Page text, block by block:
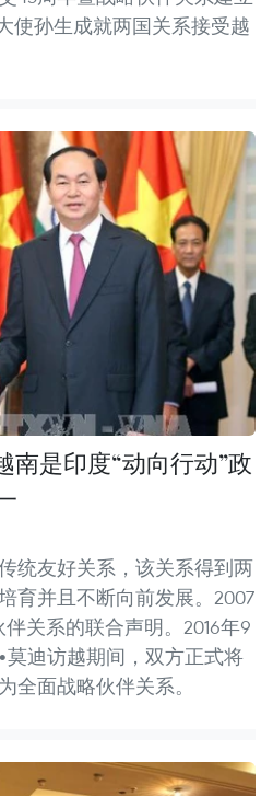
使孙生成就两国关系接受越
南是印度“动向行动”政
统友好关系，该关系得到两
育并且不断向前发展。2007
关系的联合声明。2016年9
莫迪访越期间，双方正式将
全面战略伙伴关系。